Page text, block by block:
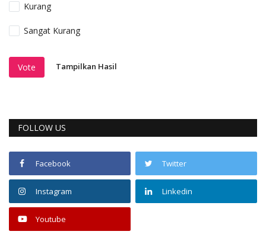
Kurang
Sangat Kurang
Vote Tampilkan Hasil
FOLLOW US
Facebook Twitter
Instagram Linkedin
Youtube